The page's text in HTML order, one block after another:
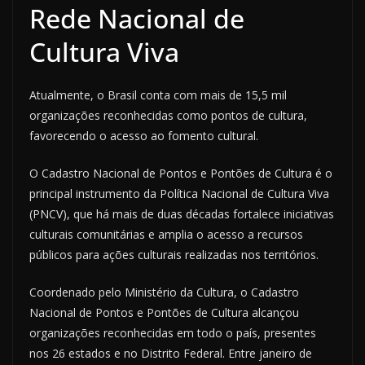
Rede Nacional de
Cultura Viva
Atualmente, o Brasil conta com mais de 15,5 mil
organizações reconhecidas como pontos de cultura,
favorecendo o acesso ao fomento cultural.
O Cadastro Nacional de Pontos e Pontões de Cultura é o
principal instrumento da Política Nacional de Cultura Viva
(PNCV), que há mais de duas décadas fortalece iniciativas
culturais comunitárias e amplia o acesso a recursos
públicos para ações culturais realizadas nos territórios.
Coordenado pelo Ministério da Cultura, o Cadastro
Nacional de Pontos e Pontões de Cultura alcançou
organizações reconhecidas em todo o país, presentes
nos 26 estados e no Distrito Federal. Entre janeiro de